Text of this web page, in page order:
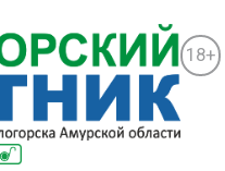
18+